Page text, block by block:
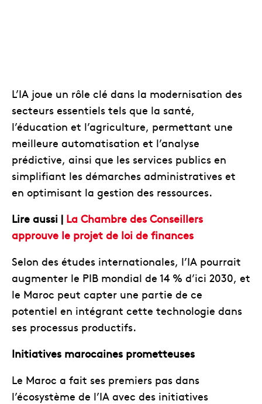
L’IA joue un rôle clé dans la modernisation des
secteurs essentiels tels que la santé,
l’éducation et l’agriculture, permettant une
meilleure automatisation et l’analyse
prédictive, ainsi que les services publics en
simplifiant les démarches administratives et
en optimisant la gestion des ressources.
Lire aussi | La Chambre des Conseillers
approuve le projet de loi de finances
Selon des études internationales, l’IA pourrait
augmenter le PIB mondial de 14 % d’ici 2030, et
le Maroc peut capter une partie de ce
potentiel en intégrant cette technologie dans
ses processus productifs.
Initiatives marocaines prometteuses
Le Maroc a fait ses premiers pas dans
l’écosystème de l’IA avec des initiatives